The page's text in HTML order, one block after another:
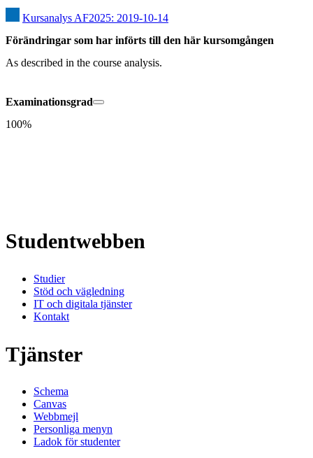
Kursanalys AF2025: 2019-10-14
Förändringar som har införts till den här kursomgången
As described in the course analysis.
Examinationsgrad
100%
Studentwebben
Studier
Stöd och vägledning
IT och digitala tjänster
Kontakt
Tjänster
Schema
Canvas
Webbmejl
Personliga menyn
Ladok för studenter